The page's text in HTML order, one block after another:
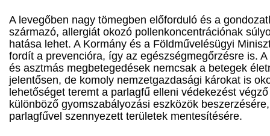
A levegőben nagy tömegben előforduló és a
származó, allergiát okozó pollenkoncentrációnak
hatása lehet. A Kormány és a Földművelésügyi
fordít a prevencióra, így az egészségmegőrzésre is.
és asztmás megbetegedések nemcsak a betegek
jelentősen, de komoly nemzetgazdasági károkat is
lehetőséget teremt a parlagfű elleni védekezést
különböző gyomszabályozási eszközök
parlagfűvel szennyezett területek mentesítésére.